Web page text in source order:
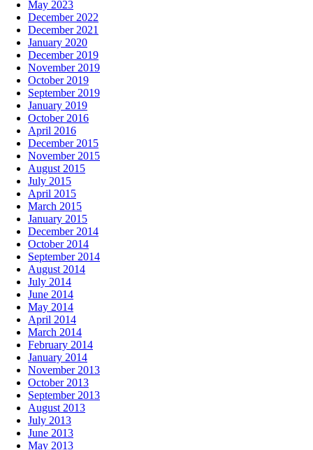
May 2023
December 2022
December 2021
January 2020
December 2019
November 2019
October 2019
September 2019
January 2019
October 2016
April 2016
December 2015
November 2015
August 2015
July 2015
April 2015
March 2015
January 2015
December 2014
October 2014
September 2014
August 2014
July 2014
June 2014
May 2014
April 2014
March 2014
February 2014
January 2014
November 2013
October 2013
September 2013
August 2013
July 2013
June 2013
May 2013